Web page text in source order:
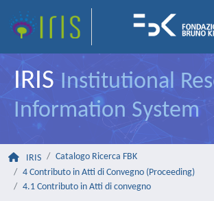
IRIS Institutional
Information System
IRIS
Catalogo Ricerca FBK
4 Contributo in Atti di Convegno (Proceeding)
4.1 Contributo in Atti di convegno